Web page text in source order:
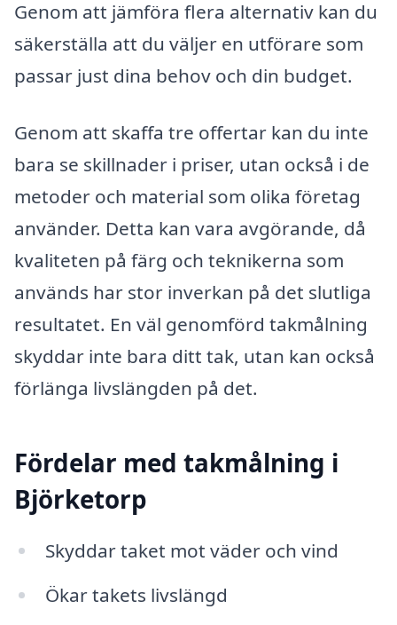
Genom att jämföra flera alternativ kan du
säkerställa att du väljer en utförare som
passar just dina behov och din budget.
Genom att skaffa tre offertar kan du inte
bara se skillnader i priser, utan också i de
metoder och material som olika företag
använder. Detta kan vara avgörande, då
kvaliteten på färg och teknikerna som
används har stor inverkan på det slutliga
resultatet. En väl genomförd takmålning
skyddar inte bara ditt tak, utan kan också
förlänga livslängden på det.
Fördelar med takmålning i
Björketorp
Skyddar taket mot väder och vind
Ökar takets livslängd